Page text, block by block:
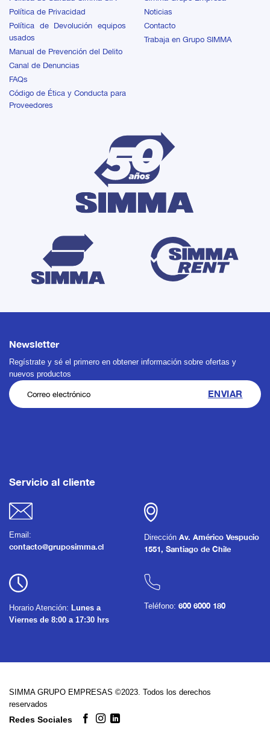
Política de Privacidad
Política de Devolución equipos
usados
Manual de Prevención del Delito
Canal de Denuncias
FAQs
Código de Ética y Conducta para
Proveedores
Noticias
Contacto
Trabaja en Grupo SIMMA
Newsletter
Regístrate y sé el primero en obtener información sobre ofertas y
nuevos productos
Servicio al cliente
Email:
contacto@gruposimma.cl
Dirección Av. Américo Vespucio
1551, Santiago de Chile
Horario Atención: Lunes a
Viernes de 8:00 a 17:30 hrs
Teléfono: 600 6000 180
SIMMA GRUPO EMPRESAS ©2023. Todos los derechos
reservados
Redes Sociales